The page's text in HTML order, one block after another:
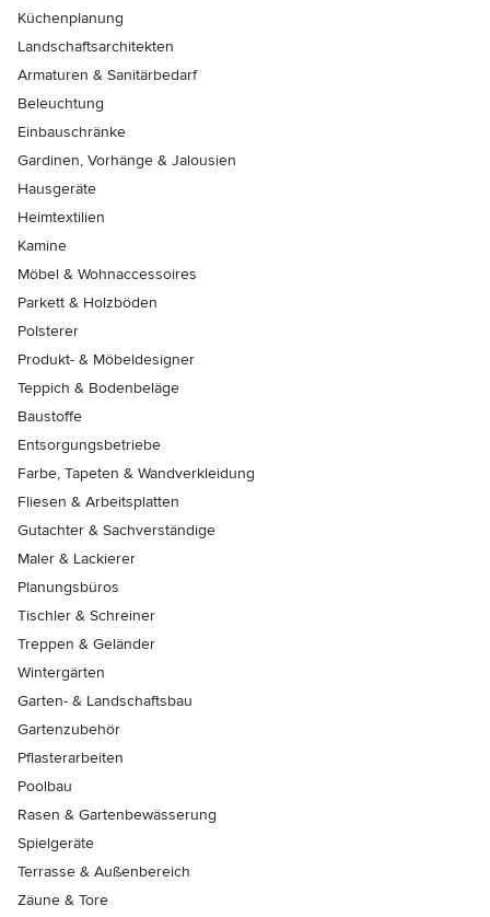
Küchenplanung
Landschaftsarchitekten
Armaturen & Sanitärbedarf
Beleuchtung
Einbauschränke
Gardinen, Vorhänge & Jalousien
Hausgeräte
Heimtextilien
Kamine
Möbel & Wohnaccessoires
Parkett & Holzböden
Polsterer
Produkt- & Möbeldesigner
Teppich & Bodenbeläge
Baustoffe
Entsorgungsbetriebe
Farbe, Tapeten & Wandverkleidung
Fliesen & Arbeitsplatten
Gutachter & Sachverständige
Maler & Lackierer
Planungsbüros
Tischler & Schreiner
Treppen & Geländer
Wintergärten
Garten- & Landschaftsbau
Gartenzubehör
Pflasterarbeiten
Poolbau
Rasen & Gartenbewässerung
Spielgeräte
Terrasse & Außenbereich
Zäune & Tore